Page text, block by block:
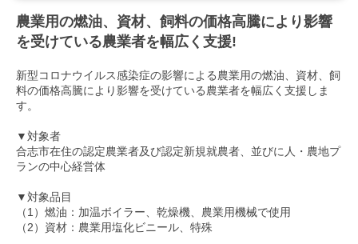
農業用の燃油、資材、飼料の価格高騰により影響
を受けている農業者を幅広く支援!
新型コロナウイルス感染症の影響による農業用の燃油、資材、飼
料の価格高騰により影響を受けている農業者を幅広く支援しま
す。
▼対象者
合志市在住の認定農業者及び認定新規就農者、並びに人・農地プ
ランの中心経営体
▼対象品目
（1）燃油：加温ボイラー、乾燥機、農業用機械で使用
（2）資材：農業用塩化ビニール、特殊